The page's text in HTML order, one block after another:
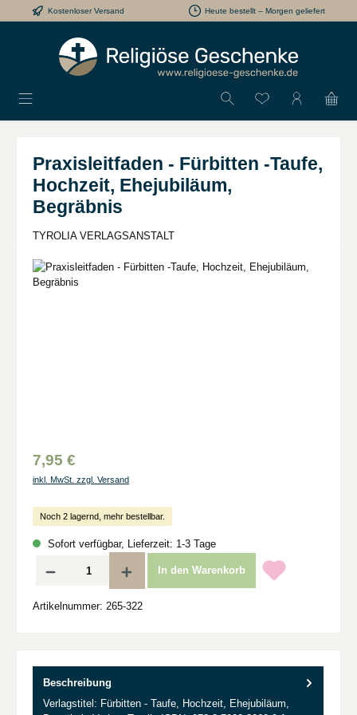
Zum Hauptinhalt springen
Kostenloser Versand Heute bestellt – Morgen geliefert
Du hast 0
Praxisleitfaden - Fürbitten -Taufe,
Hochzeit, Ehejubiläum,
Begräbnis
TYROLIA VERLAGSANSTALT
Bildergalerie überspringen
7,95 €
inkl. MwSt. zzgl. Versand
Noch 2 lagernd, mehr bestellbar.
Sofort verfügbar, Lieferzeit: 1-3 Tage
Produkt Anzahl: Gib den gewünschten Wert ein oder benutze die Schaltflächen
In den Warenkorb
Artikelnummer: 265-322
Beschreibung
Verlagstitel: Fürbitten - Taufe, Hochzeit, Ehejubiläum,